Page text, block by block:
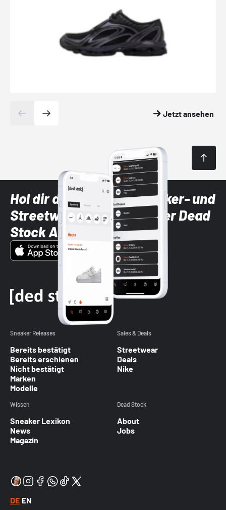
Jetzt ansehen
Hol dir die neuesten Sneaker- und
Streetwear-Brands mit der Dead
Stock App
Sneaker Releases
Bereits bestätigt
Bereits erschienen
Nicht bestätigt
Marken
Modelle
Sales & Deals
Streetwear
Deals
Nike
Wissen
Sneaker Lexikon
News
Magazin
Dead Stock
About
Jobs
DE EN